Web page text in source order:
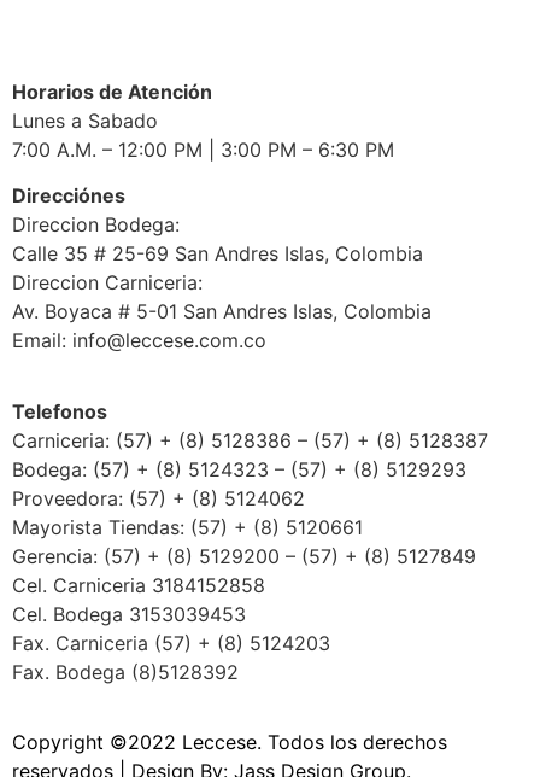
Horarios de Atención
Lunes a Sabado
7:00 A.M. – 12:00 PM | 3:00 PM – 6:30 PM
Direcciónes
Direccion Bodega:
Calle 35 # 25-69 San Andres Islas, Colombia
Direccion Carniceria:
Av. Boyaca # 5-01 San Andres Islas, Colombia
Email: info@leccese.com.co
Telefonos
Carniceria: (57) + (8) 5128386 – (57) + (8) 5128387
Bodega: (57) + (8) 5124323 – (57) + (8) 5129293
Proveedora: (57) + (8) 5124062
Mayorista Tiendas: (57) + (8) 5120661
Gerencia: (57) + (8) 5129200 – (57) + (8) 5127849
Cel. Carniceria 3184152858
Cel. Bodega 3153039453
Fax. Carniceria (57) + (8) 5124203
Fax. Bodega (8)5128392
Copyright ©2022 Leccese. Todos los derechos
reservados | Design By: Jass Design Group.